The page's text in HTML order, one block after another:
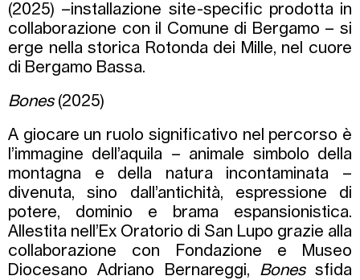
(2025) –installazione site-specific prodotta in
collaborazione con il Comune di Bergamo – si
erge nella storica Rotonda dei Mille, nel cuore
di Bergamo Bassa.
Bones (2025)
A giocare un ruolo significativo nel percorso è
l’immagine dell’aquila – animale simbolo della
montagna e della natura incontaminata –
divenuta, sino dall’antichità, espressione di
potere, dominio e brama espansionistica.
Allestita nell’Ex Oratorio di San Lupo grazie alla
collaborazione con Fondazione e Museo
Diocesano Adriano Bernareggi, Bonessfida